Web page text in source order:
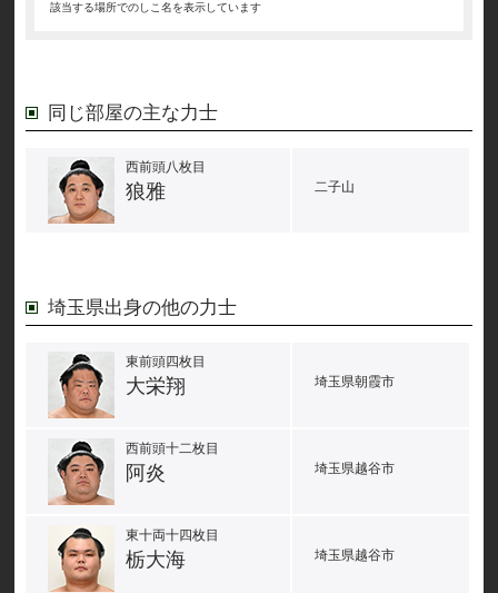
該当する場所でのしこ名を表示しています
同じ部屋の主な力士
西前頭八枚目
狼雅 二子山
埼玉県出身の他の力士
東前頭四枚目
大栄翔 埼玉県朝霞市
西前頭十二枚目
阿炎 埼玉県越谷市
東十両十四枚目
栃大海 埼玉県越谷市